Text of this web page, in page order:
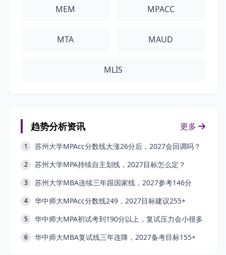
MEM MPACC
MTA MAUD
MLIS
趋势分析资讯 更多
1 苏州大学MPAcc分数线大涨26分后，2027会回调吗？
2 苏州大学MPA持续自主划线，2027目标怎么定？
3 苏州大学MBA连续三年跟国家线，2027参考146分
4 华中师大MPAcc分数线249，2027目标建议255+
5 华中师大MPA初试考到190分以上，复试压力会小很多
6 华中师大MBA复试线三年连降，2027备考目标155+